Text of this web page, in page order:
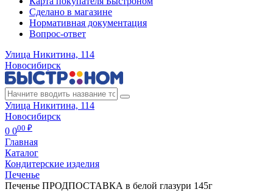
Сделано в магазине
Нормативная документация
Вопрос-ответ
Улица Никитина, 114
Новосибирск
Улица Никитина, 114
Новосибирск
0 000 ₽
Главная
Каталог
Кондитерские изделия
Печенье
Печенье ПРОДПОСТАВКА в белой глазури 145г